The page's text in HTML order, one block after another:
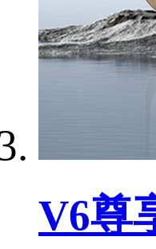
V6尊